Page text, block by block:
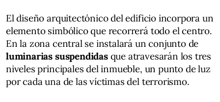
El diseño arquitectónico del edificio incorpora un
elemento simbólico que recorrerá todo el centro.
En la zona central se instalará un conjunto de
luminarias suspendidasque atravesarán los tres
niveles principales del inmueble, un punto de luz
por cada una de las víctimas del terrorismo.